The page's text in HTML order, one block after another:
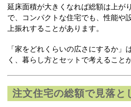
延床面積が大きくなれば総額は上が
で、コンパクトな住宅でも、性能や
上振れすることがあります。
「家をどれくらいの広さにするか」
く、暮らし方とセットで考えること
注文住宅の総額で見落と